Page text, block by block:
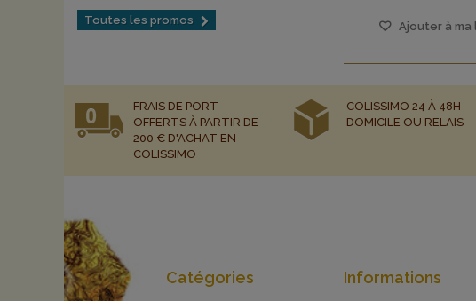
Toutes les promos Ajouter à ma
FRAIS DE PORT
OFFERTS À PARTIR DE
200 € D'ACHAT EN
COLISSIMO
COLISSIMO 24 À 48H
DOMICILE OU RELAIS
Catégories Informations